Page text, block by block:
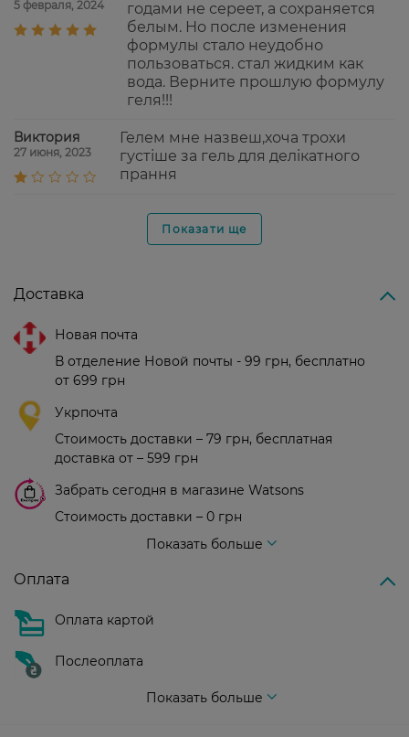
5 февраля, 2024
годами не сереет, а сохраняется
белым. Но после изменения
формулы стало неудобно
пользоваться. стал жидким как
вода. Верните прошлую формулу
геля!!!
Виктория
27 июня, 2023
Гелем мне назвеш,хоча трохи
густіше за гель для делікатного
прання
Показати ще
Доставка
Новая почта
В отделение Новой почты - 99 грн, бесплатно
от 699 грн
Укрпочта
Стоимость доставки – 79 грн, бесплатная
доставка от – 599 грн
Забрать сегодня в магазине Watsons
Стоимость доставки – 0 грн
Показать больше
Оплата
Оплата картой
Послеоплата
Показать больше